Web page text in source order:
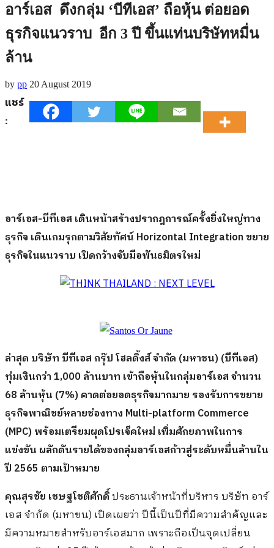
อาร์เอส ดึงกลุ่ม ‘บีทีเอส’ ถือหุ้น ต่อยอด
ธุรกิจแนวราบ อีก 3 ปี ขึ้นแท่นบริษัทหมื่น
ล้าน
by pp 20 August 2019
แชร์
:
อาร์เอส-บีทีเอส เดินหน้าสร้างปรากฎการณ์ครั้งยิ่งใหญ่ทาง
ธุรกิจ เดินเกมรุกตามวิสัยทัศน์Horizontal Integration ขยาย
ธุรกิจในแนวราบ เปิดกว้างจับมือพันธมิตรใหม่
ล่าสุด บริษัท บีทีเอส กรุ๊ป โฮลดิ้งส์ จำกัด (มหาชน) (บีทีเอส)
ทุ่มเงินกว่า 1,000 ล้านบาท เข้าถือหุ้นในกลุ่มอาร์เอส จำนวน
68 ล้านหุ้น (7%) คาดต่อยอดธุรกิจมากมาย รองรับการขยาย
ธุรกิจพาณิชย์หลายช่องทาง Multi-platform Commerce
(MPC) พร้อมเตรียมผุดโปรเจ็คใหม่ เพิ่มศักยภาพในการ
แข่งขัน ผลักดันรายได้ของกลุ่มอาร์เอสก้าวสู่ระดับหมื่นล้านใน
ปี 2565 ตามเป้าหมาย
คุณสุรชัย เชษฐโชติศักดิ์ประธานเจ้าหน้าที่บริหาร บริษัท อาร์
เอส จำกัด (มหาชน) เปิดเผยว่า ปีนี้เป็นปีที่มีความสำคัญและ
มีความหมายสำหรับอาร์เอสมาก เพราะถือเป็นจุดเปลี่ยน